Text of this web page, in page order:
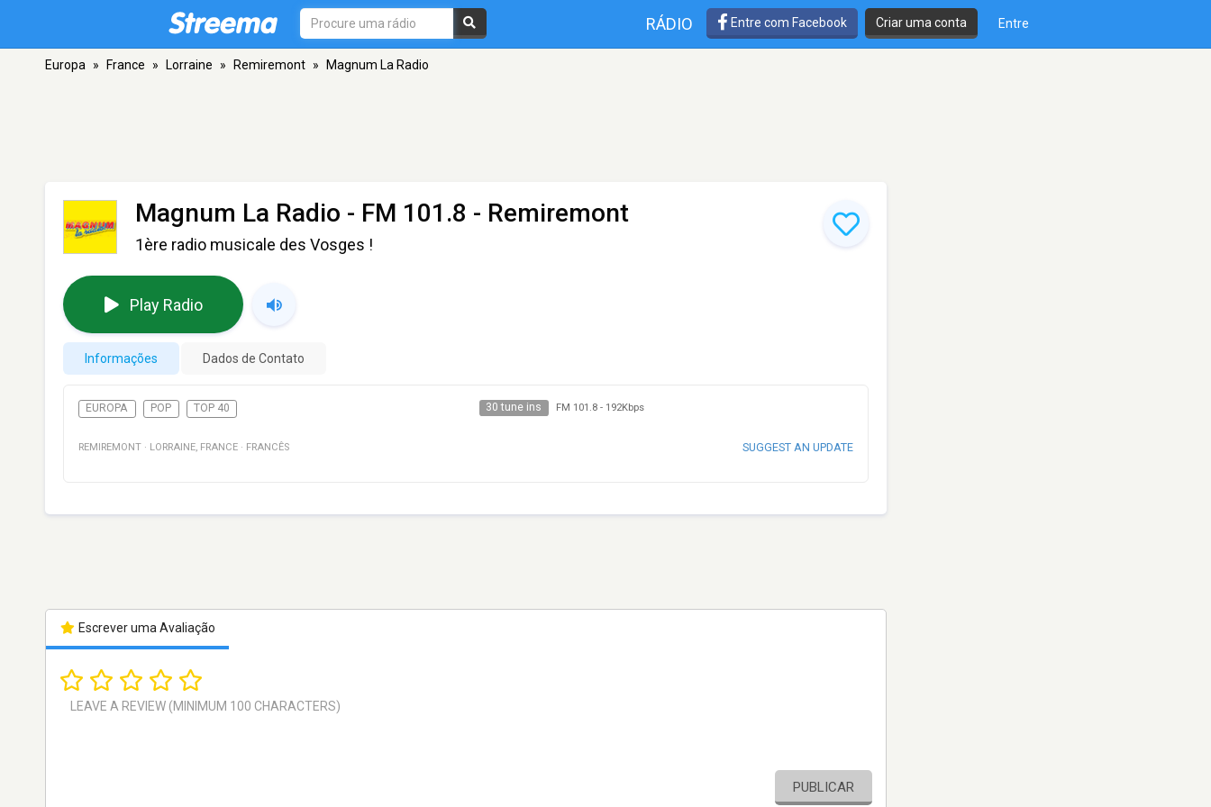
RÁDIO Entre com Facebook Criar uma conta Entre
Europa » France » Lorraine » Remiremont » Magnum La Radio
Magnum La Radio - FM 101.8 - Remiremont
1ère radio musicale des Vosges !
Play Radio
Informações Dados de Contato
EUROPA POP TOP 40 30 tune ins FM 101.8- 192Kbps
REMIREMONT · LORRAINE, FRANCE · FRANCÊS SUGGEST AN UPDATE
Escrever uma Avaliação
PUBLICAR